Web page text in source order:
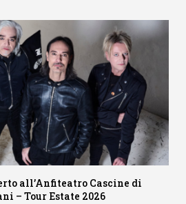
all’Anfiteatro Cascine di
– Tour Estate 2026